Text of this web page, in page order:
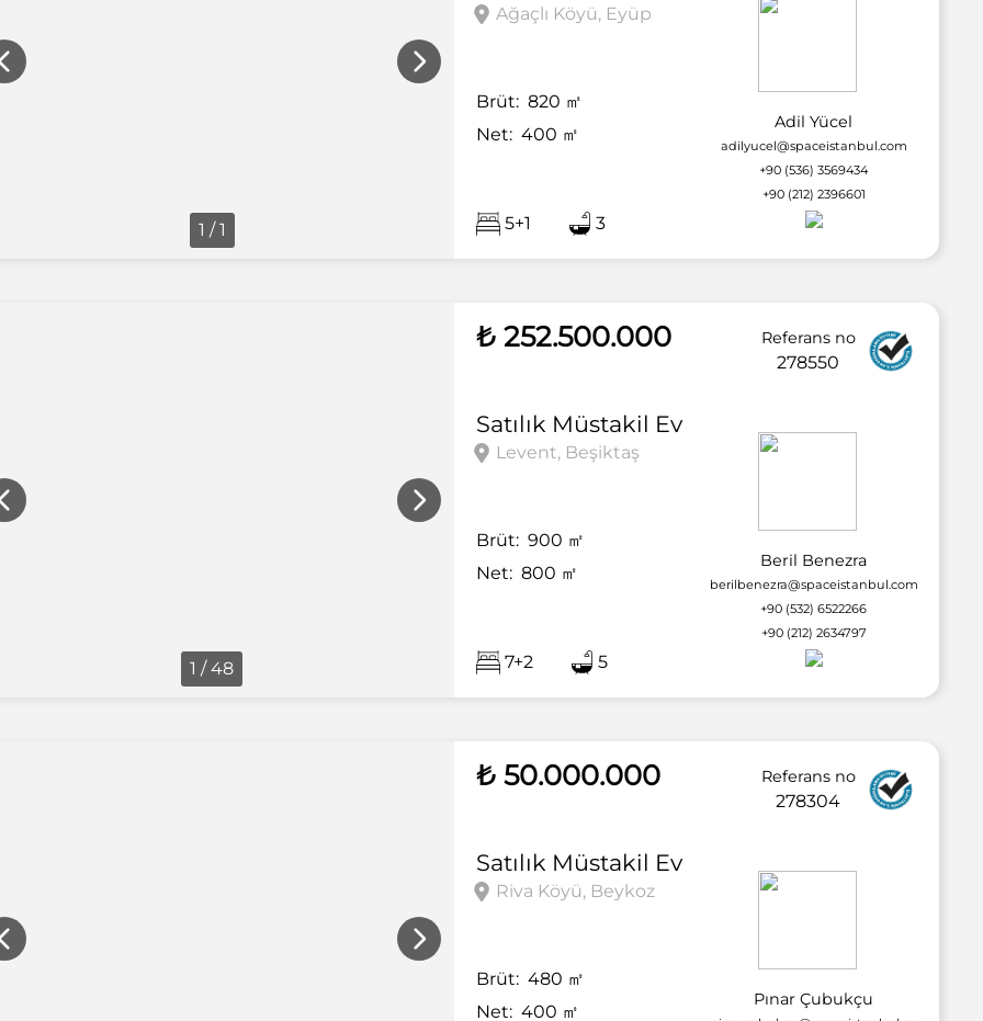
1 / 1
Ağaçlı Köyü, Eyüp
Brüt: 820 ㎡
Net: 400 ㎡
5+1 3
Adil Yücel
adilyucel@spaceistanbul.com
+90 (536) 3569434
+90 (212) 2396601
1 / 48
₺ 252.500.000
Satılık Müstakil Ev
Levent, Beşiktaş
Brüt: 900 ㎡
Net: 800 ㎡
7+2 5
Referans no
278550
Beril Benezra
berilbenezra@spaceistanbul.com
+90 (532) 6522266
+90 (212) 2634797
₺ 50.000.000
Satılık Müstakil Ev
Riva Köyü, Beykoz
Brüt: 480 ㎡
Net: 400 ㎡
Referans no
278304
Pınar Çubukçu